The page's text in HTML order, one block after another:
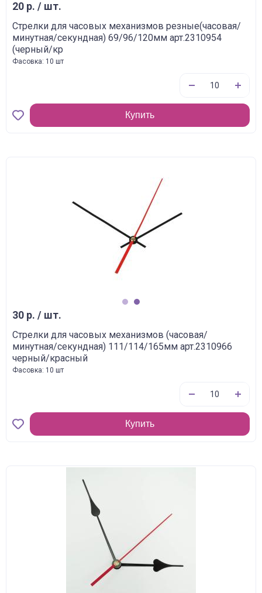
20 р. / шт.
Стрелки для часовых механизмов резные(часовая/
минутная/секундная) 69/96/120мм арт.2310954
(черный/кр
Фасовка: 10 шт
Купить
30 р. / шт.
Стрелки для часовых механизмов (часовая/
минутная/секундная) 111/114/165мм арт.2310966
черный/красный
Фасовка: 10 шт
Купить